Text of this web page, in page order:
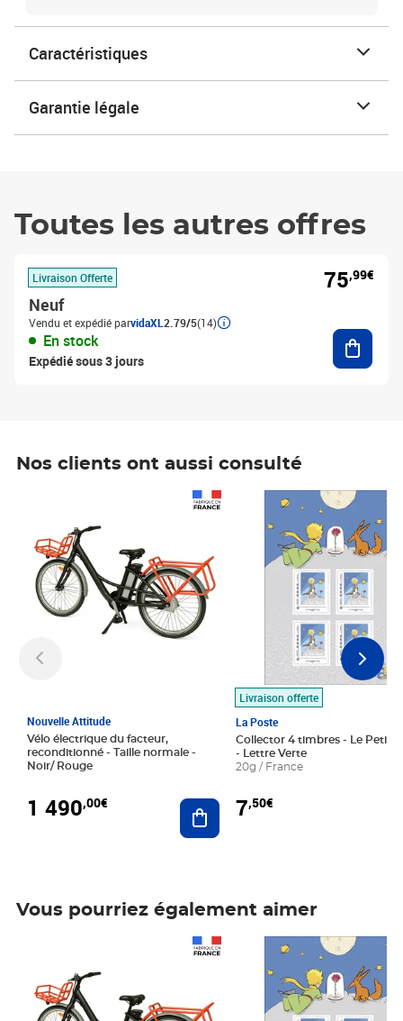
Caractéristiques
Garantie légale
Toutes les autres offres
Livraison Offerte
Neuf
Vendu et expédié parvidaXL 2.79/5(14)
En stock
Expédié sous 3 jours
75,99€
Nos clients ont aussi consulté
Nouvelle Attitude
Vélo électrique du facteur,
reconditionné - Taille normale -
Noir/ Rouge
1 490,00€ Ajouter au panier
Livraison offerte
La Poste
Collector 4 timbres - Le Petit
- Lettre Verte
20g / France
7,50€
Prix 7,50€
Vous pourriez également aimer
Prix 7,50€